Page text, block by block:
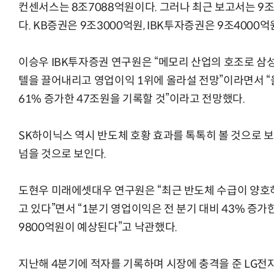
컨센서스는 8조7088억원이다. 그러나 최근 보고서는 9
다. KB증권은 9조3000억원, IBK투자증권은 9조4000억
이승우 IBK투자증권 연구원은 “메모리 산업의 호조로
텔을 끌어내리고 영업이익 1위에 올라설 전망”이라면서
61% 증가한 47조원을 기록할 것”이라고 전망했다.
SK하이닉스 역시 반도체 호황 효과를 톡톡히 볼 것으로
넘을 것으로 보인다.
도현우 미래에셋대우 연구원은 “최근 반도체 수급이 양
고 있다”면서 “1분기 영업이익은 전 분기 대비 43% 증
9800억원이 예상된다”고 낙관했다.
지난해 4분기에 적자를 기록하며 시장에 충격을 준 LG